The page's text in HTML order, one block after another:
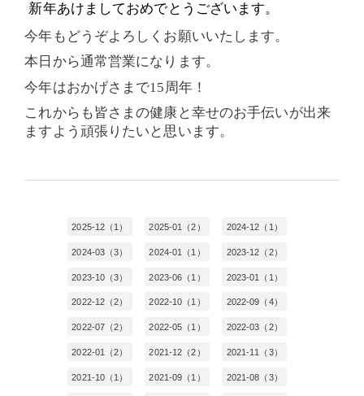
新年あけましておめでとうございます。
今年もどうぞよろしくお願いいたします。
本日から通常営業になります。
今年はおかげさまで15 周年！
これからも皆さまの健康と幸せのお手伝いが出来
ますよう頑張りたいと思います。
2025-12（1） 2025-01（2） 2024-12（1）
2024-03（3） 2024-01（1） 2023-12（2）
2023-10（3） 2023-06（1） 2023-01（1）
2022-12（2） 2022-10（1） 2022-09（4）
2022-07（2） 2022-05（1） 2022-03（2）
2022-01（2） 2021-12（2） 2021-11（3）
2021-10（1） 2021-09（1） 2021-08（3）